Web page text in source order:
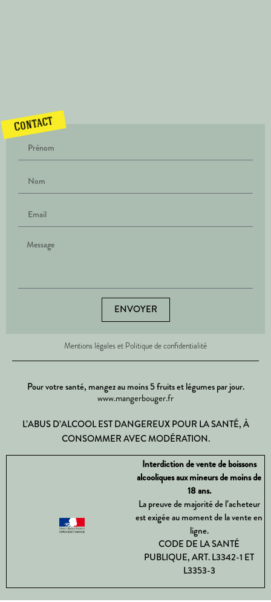
Contact
ENVOYER
Mentions légales et Politique de confidentialité
Pour votre santé, mangez au moins 5 fruits et légumes par jour.
www.mangerbouger.fr
L’ABUS D’ALCOOL EST DANGEREUX POUR LA SANTÉ, À
CONSOMMER AVEC MODÉRATION.
Interdiction de vente de boissons
alcooliques aux mineurs de moins de
18 ans.
La preuve de majorité de l’acheteur
est exigée au moment de la vente en
ligne.
CODE DE LA SANTÉ
PUBLIQUE, ART. L3342-1 ET
L3353-3